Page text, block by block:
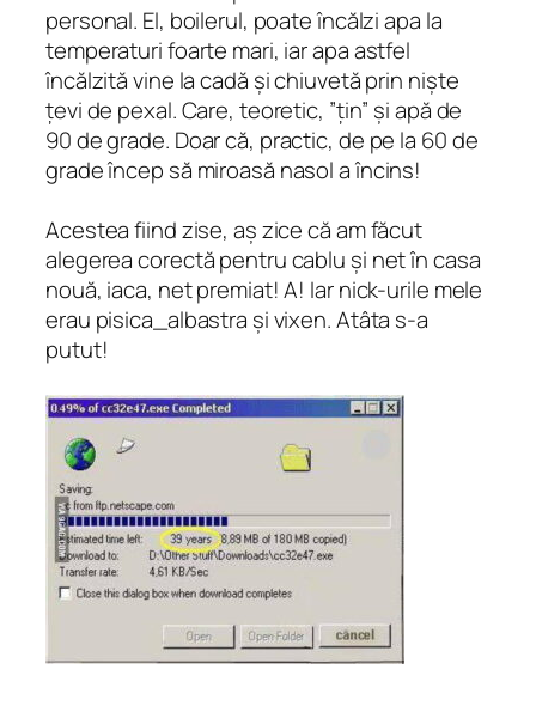
personal. El, boilerul, poate încălzi apa la
temperaturi foarte mari, iar apa astfel
încălzită vine la cadă și chiuvetă prin niște
țevi de pexal. Care, teoretic, ”țin” și apă de
90 de grade. Doar că, practic, de pe la 60 de
grade încep să miroasă nasol a încins!
Acestea fiind zise, aș zice că am făcut
alegerea corectă pentru cablu și net în casa
nouă, iaca, net premiat! A! Iar nick-urile mele
erau pisica_albastra și vixen. Atâta s-a
putut!